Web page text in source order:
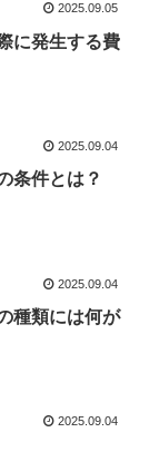
2025.09.05
に発生する費
2025.09.04
条件とは？
2025.09.04
種類には何が
2025.09.04